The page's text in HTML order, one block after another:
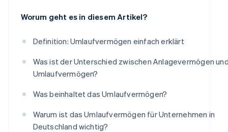
Worum geht es in diesem Artikel?
Definition: Umlaufvermögen einfach erklärt
Was ist der Unterschied zwischen Anlagevermögen
Umlaufvermögen?
Was beinhaltet das Umlaufvermögen?
Warum ist das Umlaufvermögen für Unternehmen in
Deutschland wichtig?